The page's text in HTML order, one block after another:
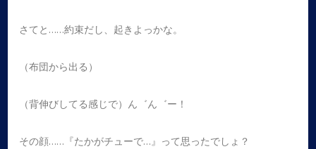
さてと……約束だし、起きよっかな。
（布団から出る）
（背伸びしてる感じで）ん゛ん゛ー！
その顔……『たかがチューで…』って思ったでしょ？